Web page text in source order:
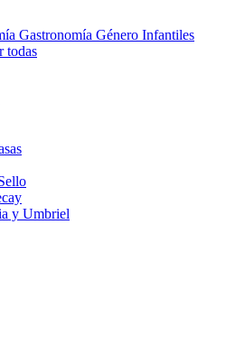
Gastronomía Género Infantiles
todas
y Umbriel